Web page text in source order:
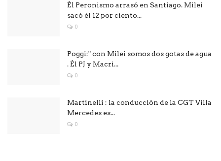
Él Peronismo arrasó en Santiago. Milei
sacó él 12 por ciento...
0
Poggi:" con Milei somos dos gotas de agua
. Él PJ y Macri...
0
Martinelli : la conducción de la CGT Villa
Mercedes es...
0